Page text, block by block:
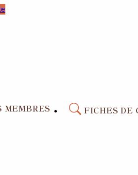
MEMBRES FICHES DE